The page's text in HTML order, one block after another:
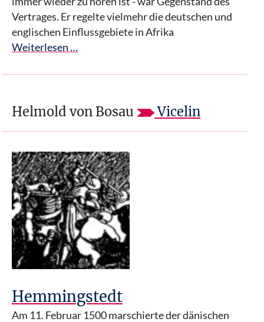
Vertrages. Er regelte vielmehr die deutschen und
englischen Einflussgebiete in Afrika
Weiterlesen …
Helmold von Bosau Vicelin
Hemmingstedt
Am 11. Februar 1500 marschierte der dänischen